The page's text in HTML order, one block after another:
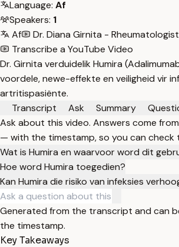
Language: Af
Speakers: 1
Af
Dr. Diana Girnita -
Transcribe a YouTube Video
Dr. Girnita verduidelik Humira
voordele, newe-effekte en veiligheid vir
artritispasiënte.
Transcript
Ask Summary
Ask about this video. Answers come
— with the timestamp, so you can check
Wat is Humira en waarvoor word dit
Hoe word Humira toegedien?
Kan Humira die risiko van infeksies
Generated from the transcript and can
the timestamp.
Key Takeaways